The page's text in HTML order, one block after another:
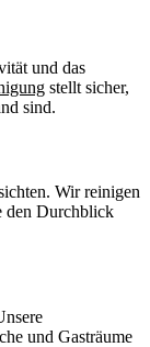
und das
stellt sicher,
sind.
Wir reinigen
den Durchblick
und Gasträume